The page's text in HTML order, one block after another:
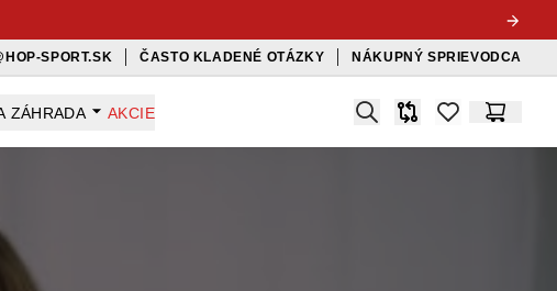
SPORT.SK ČASTO KLADENÉ OTÁZKY NÁKUPNÝ SPRIEVODCA
ZÁHRADA AKCIE Search
Porovnávač
items inKošík